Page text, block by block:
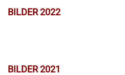
BILDER 2022
BILDER 2021